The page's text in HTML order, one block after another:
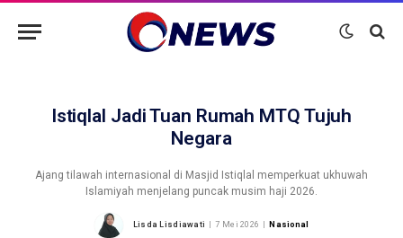
Istiqlal Jadi Tuan Rumah MTQ Tujuh
Negara
Ajang tilawah internasional di Masjid Istiqlal memperkuat ukhuwah
Islamiyah menjelang puncak musim haji 2026.
Lisda Lisdiawati 7 Mei 2026 Nasional